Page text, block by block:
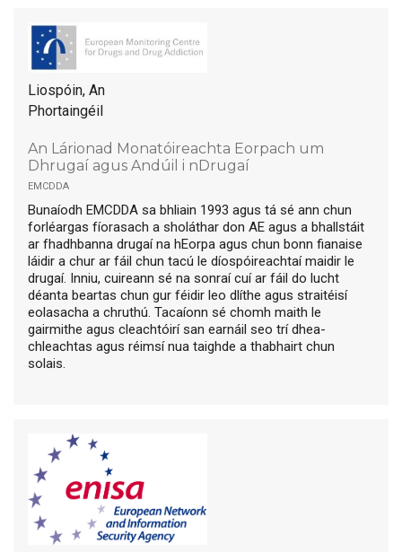
Liospóin, An
Phortaingéil
An Lárionad Monatóireachta Eorpach um
Dhrugaí agus Andúil i nDrugaí
emcdda
Bunaíodh EMCDDA sa bhliain 1993 agus tá sé ann chun
forléargas fíorasach a sholáthar don AE agus a bhallstáit
ar fhadhbanna drugaí na hEorpa agus chun bonn fianaise
láidir a chur ar fáil chun tacú le díospóireachtaí maidir le
drugaí. Inniu, cuireann sé na sonraí cuí ar fáil do lucht
déanta beartas chun gur féidir leo dlíthe agus straitéisí
eolasacha a chruthú. Tacaíonn sé chomh maith le
gairmithe agus cleachtóirí san earnáil seo trí dhea-
chleachtas agus réimsí nua taighde a thabhairt chun
solais.